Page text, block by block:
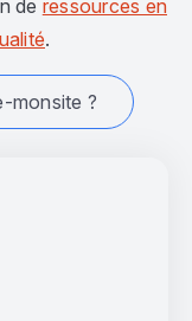
de ressources en
.
monsite ?